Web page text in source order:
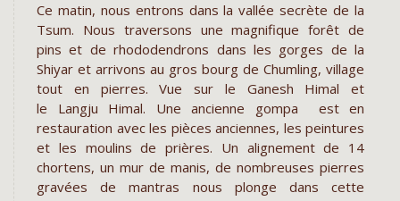
Ce matin, nous entrons dans la vallée secrète de la
Tsum. Nous traversons une magnifique forêt de
pins et de rhododendrons dans les gorges de la
Shiyar et arrivons au gros bourg de Chumling, village
tout en pierres. Vue sur le Ganesh Himal et
le Langju Himal. Une ancienne gompa est en
restauration avec les pièces anciennes, les peintures
et les moulins de prières. Un alignement de 14
chortens, un mur de manis, de nombreuses pierres
gravées de mantras nous plonge dans cette